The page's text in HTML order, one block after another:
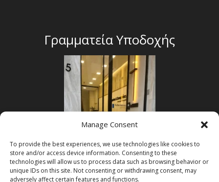
Manage Consent
To provide the best experiences, we use technologies like cookies to
store and/or access device information. Consenting to these
technologies will allow us to process data such as browsing behavior or
unique IDs on this site. Not consenting or withdrawing consent, may
adversely affect certain features and functions.
Γραμματεία Υποδοχής